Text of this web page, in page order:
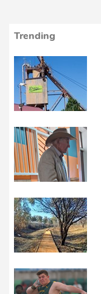
Trending